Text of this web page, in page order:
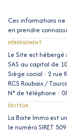
Ces informations
en prendre
HÉBERGEMENT
Le Site est hébergé
SAS au capital de
Siège social : 2 rue
RCS Roubaix /
N° de téléphone :
ÉDITEUR
La Boite Immo est
le numéro SIRET